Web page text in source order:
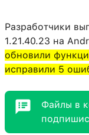
Разработчики
1.21.40.23 на
обновили
исправили 5
Файлы в